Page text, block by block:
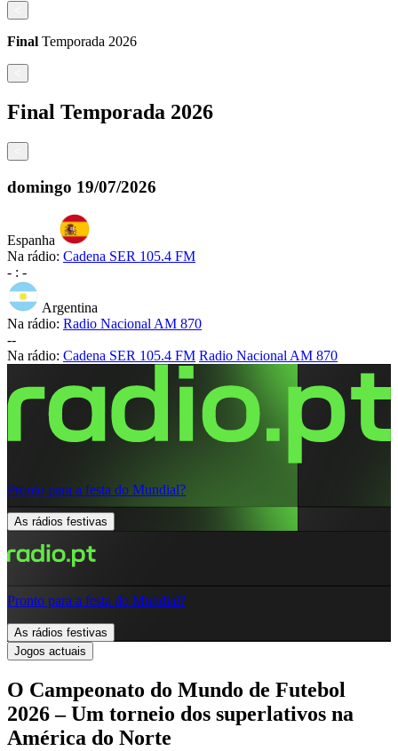
Final Temporada 2026
Final Temporada 2026
domingo 19/07/2026
Espanha
Na rádio: Cadena SER 105.4 FM
- : -
Argentina
Na rádio: Radio Nacional AM 870
--
Na rádio: Cadena SER 105.4 FM Radio Nacional AM 870
Pronto para a festa do Mundial?
As rádios festivas
Pronto para a festa do Mundial?
As rádios festivas
Jogos actuais
O Campeonato do Mundo de Futebol
2026 – Um torneio dos superlativos na
América do Norte